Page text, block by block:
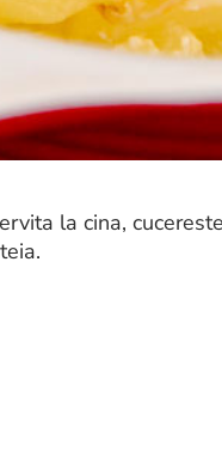
la cina,